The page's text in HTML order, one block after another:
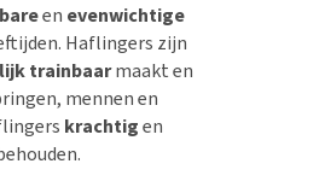
en evenwichtige
Haflingers zijn
trainbaarmaakt en
mennen en
krachtigen